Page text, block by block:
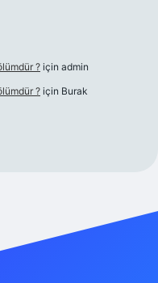
? için admin
? için Burak